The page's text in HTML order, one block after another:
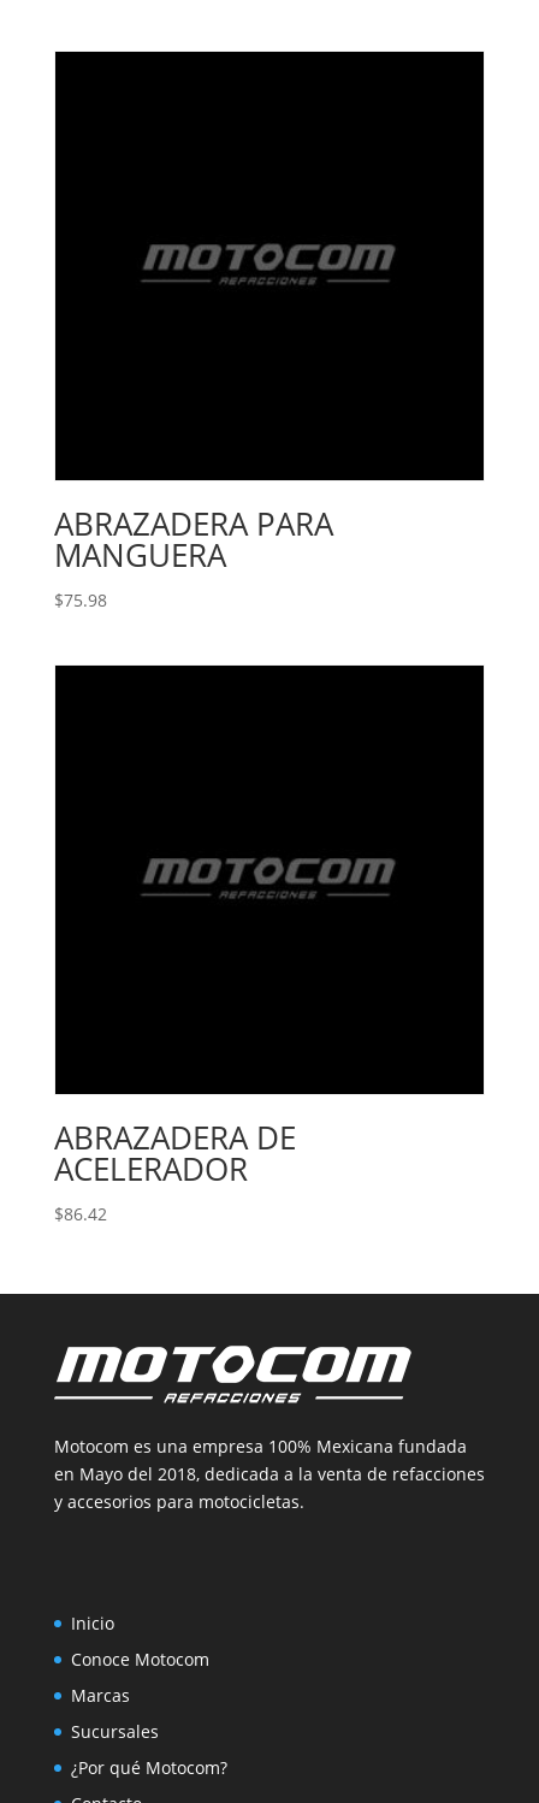
ABRAZADERA PARA
MANGUERA
$75.98
ABRAZADERA DE
ACELERADOR
$86.42
Motocom es una empresa 100% Mexicana fundada
en Mayo del 2018, dedicada a la venta de refacciones
y accesorios para motocicletas.
Inicio
Conoce Motocom
Marcas
Sucursales
¿Por qué Motocom?